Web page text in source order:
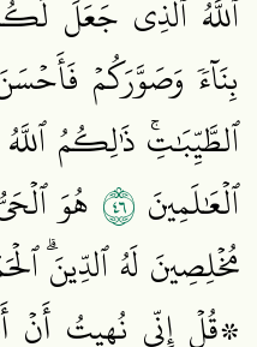
ٱللَّهُ ٱلَّذِي جَعَلَ
بِنَآءٗ وَصَوَّرَكُمۡ
ٱلطَّيِّبَٰتِۚ ذَٰلِكُمُ
ٱلۡعَٰلَمِينَ ٦٤ هُوَ
مُخۡلِصِينَ لَهُ ٱلدِّينَۗ
۞قُلۡ إِنِّي نُهِيتُ أَنۡ